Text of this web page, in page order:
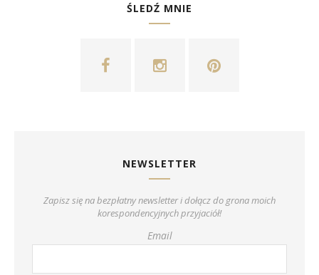
ŚLEDŹ MNIE
NEWSLETTER
Zapisz się na bezpłatny newsletter i dołącz do grona moich
korespondencyjnych przyjaciół!
Email